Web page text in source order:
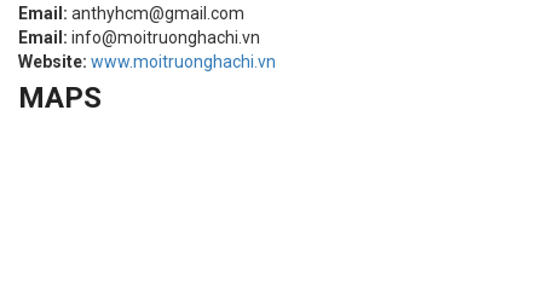
Email: anthyhcm@gmail.com
Email: info@moitruonghachi.vn
Website: www.moitruonghachi.vn
MAPS